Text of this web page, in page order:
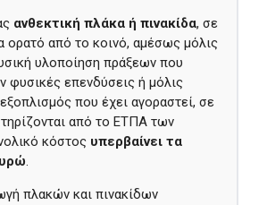
ανθεκτική πλάκα ή πινακίδα, σε
ορατό από το κοινό, αμέσως μόλις
υλοποίηση πράξεων που
φυσικές επενδύσεις ή μόλις
που έχει αγοραστεί, σε
από το ΕΤΠΑ των
κόστος υπερβαίνει τα
.
πλακών και πινακίδων